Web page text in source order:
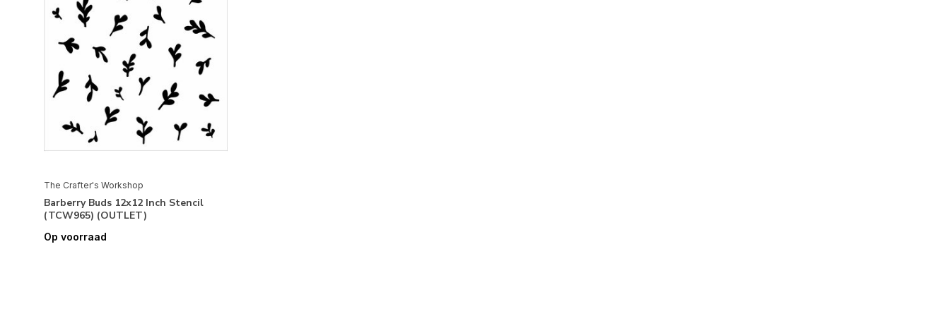
The Crafter's Workshop
Barberry Buds 12x12 Inch Stencil
(TCW965) (OUTLET)
Op voorraad